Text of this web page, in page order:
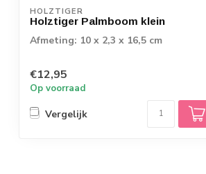
HOLZTIGER
Holztiger Palmboom klein
Afmeting: 10 x 2,3 x 16,5 cm
€12,95
Op voorraad
Vergelijk